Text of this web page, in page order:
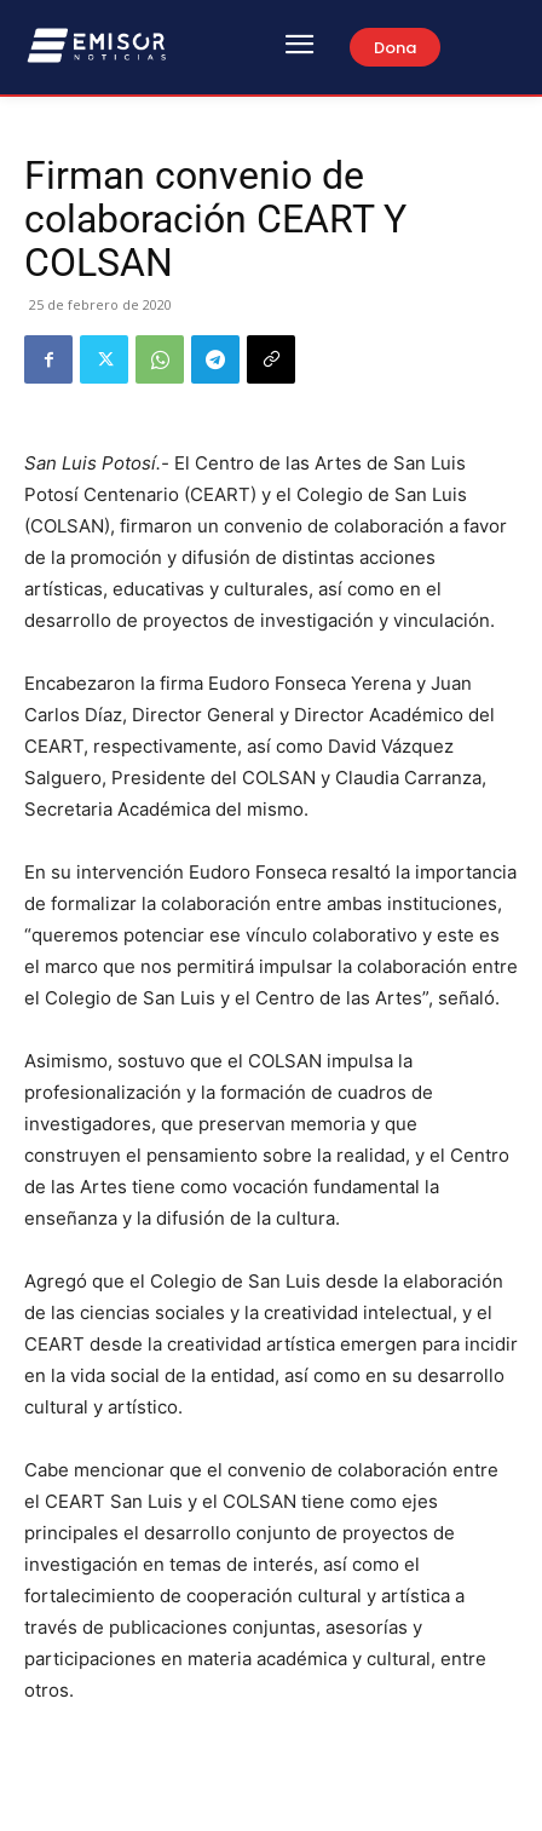
Dona
Firman convenio de
colaboración CEART Y
COLSAN
25 de febrero de 2020
San Luis Potosí.- El Centro de las Artes de San Luis
Potosí Centenario (CEART) y el Colegio de San Luis
(COLSAN), firmaron un convenio de colaboración a favor
de la promoción y difusión de distintas acciones
artísticas, educativas y culturales, así como en el
desarrollo de proyectos de investigación y vinculación.
Encabezaron la firma Eudoro Fonseca Yerena y Juan
Carlos Díaz, Director General y Director Académico del
CEART, respectivamente, así como David Vázquez
Salguero, Presidente del COLSAN y Claudia Carranza,
Secretaria Académica del mismo.
En su intervención Eudoro Fonseca resaltó la importancia
de formalizar la colaboración entre ambas instituciones,
“queremos potenciar ese vínculo colaborativo y este es
el marco que nos permitirá impulsar la colaboración entre
el Colegio de San Luis y el Centro de las Artes”, señaló.
Asimismo, sostuvo que el COLSAN impulsa la
profesionalización y la formación de cuadros de
investigadores, que preservan memoria y que
construyen el pensamiento sobre la realidad, y el Centro
de las Artes tiene como vocación fundamental la
enseñanza y la difusión de la cultura.
Agregó que el Colegio de San Luis desde la elaboración
de las ciencias sociales y la creatividad intelectual, y el
CEART desde la creatividad artística emergen para incidir
en la vida social de la entidad, así como en su desarrollo
cultural y artístico.
Cabe mencionar que el convenio de colaboración entre
el CEART San Luis y el COLSAN tiene como ejes
principales el desarrollo conjunto de proyectos de
investigación en temas de interés, así como el
fortalecimiento de cooperación cultural y artística a
través de publicaciones conjuntas, asesorías y
participaciones en materia académica y cultural, entre
otros.